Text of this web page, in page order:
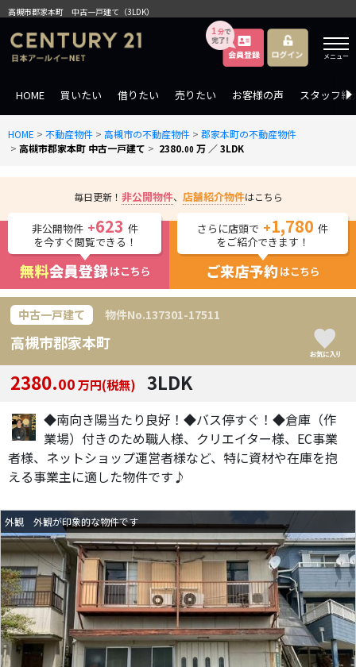
高槻市郡家本町 中古一戸建て（3LDK）
メニュー
HOME 買いたい 借りたい 売りたい お客様の声 スタッフ紹
HOME > 不動産物件 > 高槻市の不動産物件 > 郡家本町の不動産物件
> 高槻市郡家本町 中古一戸建て > 2380.00 万 ／ 3LDK
毎日更新！ 非公開物件、 店舗紹介物件はこちら
非公開物件 +623 件
を今すぐ閲覧できる！
さらに店頭で +1,780 件
をご紹介できます！
中古一戸建て 物件No.137301-17511
高槻市郡家本町
2380.00 万円(税無) 3LDK
◆南向き陽当たり良好！◆バス停すぐ！◆倉庫（作
業場）付きのため職人様、クリエイター様、EC事業
者様、ネットショップ運営者様など、特に資材や在庫を抱
える事業主に適した物件です♪
外観 外観が印象的な物件です